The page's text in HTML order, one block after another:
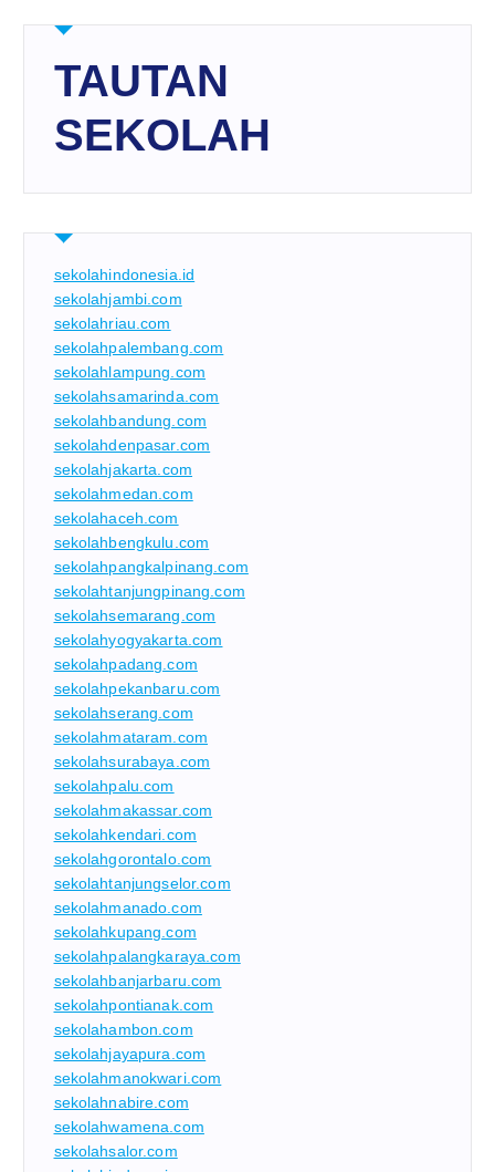
TAUTAN
SEKOLAH
sekolahindonesia.id
sekolahjambi.com
sekolahriau.com
sekolahpalembang.com
sekolahlampung.com
sekolahsamarinda.com
sekolahbandung.com
sekolahdenpasar.com
sekolahjakarta.com
sekolahmedan.com
sekolahaceh.com
sekolahbengkulu.com
sekolahpangkalpinang.com
sekolahtanjungpinang.com
sekolahsemarang.com
sekolahyogyakarta.com
sekolahpadang.com
sekolahpekanbaru.com
sekolahserang.com
sekolahmataram.com
sekolahsurabaya.com
sekolahpalu.com
sekolahmakassar.com
sekolahkendari.com
sekolahgorontalo.com
sekolahtanjungselor.com
sekolahmanado.com
sekolahkupang.com
sekolahpalangkaraya.com
sekolahbanjarbaru.com
sekolahpontianak.com
sekolahambon.com
sekolahjayapura.com
sekolahmanokwari.com
sekolahnabire.com
sekolahwamena.com
sekolahsalor.com